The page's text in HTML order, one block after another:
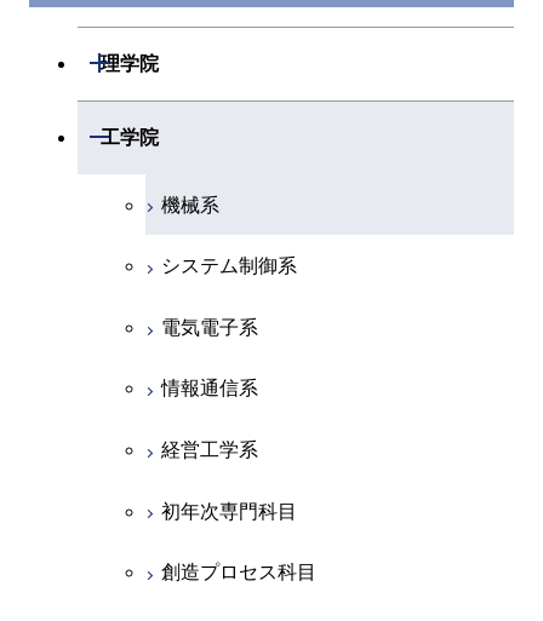
理学院
開閉
物理学系
地球惑星科学系
初年次専門科目
創造プロセス科目
共通専門科目
工学院
開閉
機械系
システム制御系
電気電子系
情報通信系
経営工学系
初年次専門科目
創造プロセス科目